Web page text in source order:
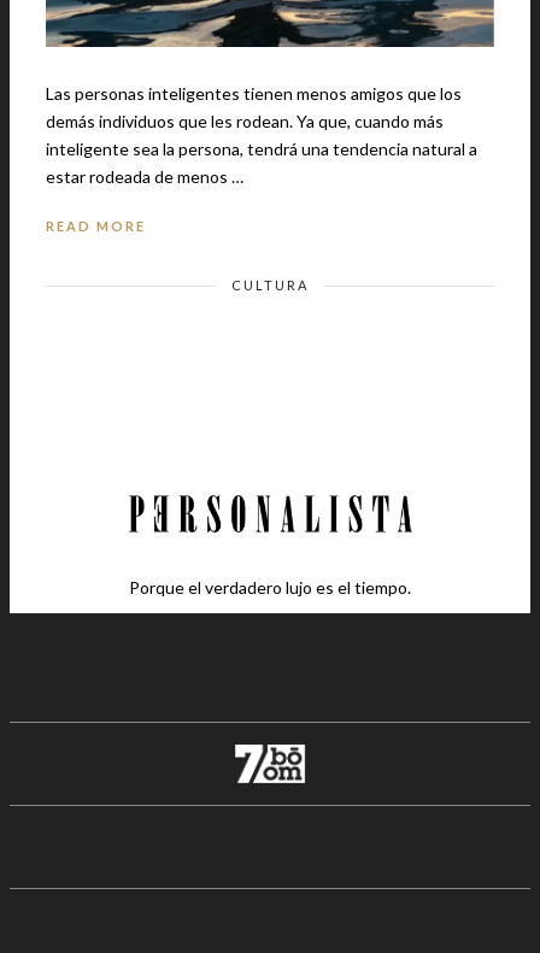
Las personas inteligentes tienen menos amigos que los
demás individuos que les rodean. Ya que, cuando más
inteligente sea la persona, tendrá una tendencia natural a
estar rodeada de menos …
READ MORE
CULTURA
Porque el verdadero lujo es el tiempo.